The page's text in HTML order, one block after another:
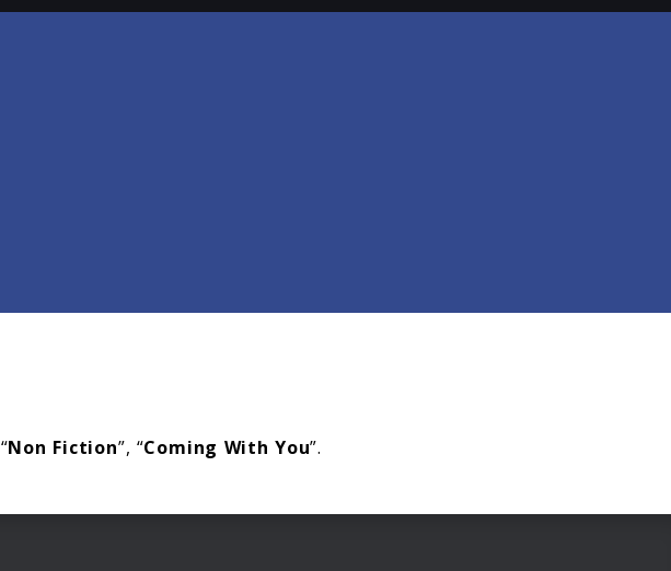
“Non Fiction”, “Coming With You”.